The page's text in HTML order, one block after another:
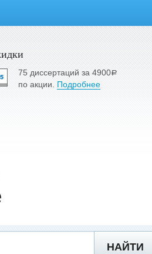
75 диссертаций за 4900a
по акции. Подробнее
НАЙТИ